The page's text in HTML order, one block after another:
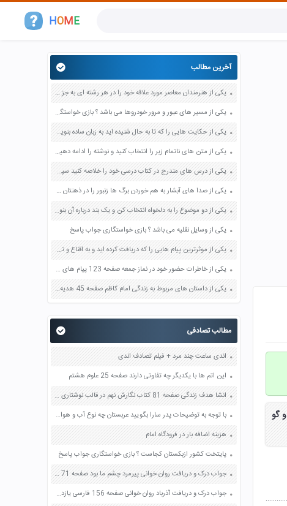
HOME
و گو
آخرین مطالب
یکی از هنرمندان معاصر مورد علاقه خود را در هر رشته ای به جز عکاسی صفحه 69 فرهنگ و هنر نهم
یکی از مسیر های عبور و مرور خودروها می باشد ؟ بازی خواستگاری جواب پاسخ
یکی از حکایت هایی را که تا به حال شنیده اید به زبان ساده بنویسید صفحه 97 نگارش ششم دبستان
یکی از متن های ناتمام زیر را انتخاب کنید و نوشته را ادامه دهید صفحه 73 و 74 کتاب نگارش فارسی پنجم دبستان
یکی از درس های مندرج در کتاب درسی خود را خلاصه کنید سپس متن خلاصه شده را با بهره گیری از روش های دسته بندی نمودار جدول نقشه مفهومی نشان دهید صفحه 118 نگارش یازدهم
یکی از صدا های آبشار به هم خوردن برگ ها زنبور را در ذهنتان مجسم کنید و درباره آن یک بند بنویسید صفحه 11 نگارش پنجم
یکی از دو موضوع را به دلخواه انتخاب کن و یک بند درباره آن بنویس صفحه 35 کتاب نگارش فارسی سوم
یکی از وسایل نقلیه می باشد ؟ بازی خواستگاری جواب پاسخ
یکی از موثرترین پیام هایی را که دریافت کرده اید و به اقناع و تغییری جدی در شما منجر شده است برسی کنید و علت این تاثیر گذاری قابل توجه را بنویسید صفحه 52 تفکر و سواد رسانه ای دهم
یکی از خاطرات حضور خود در نماز جمعه صفحه 123 پیام های آسمان هفتم
یکی از داستان های مربوط به زندگی امام کاظم صفحه 45 هدیه های آسمان چهارم
مطالب تصادفی
اندی ساعت چند مرد + فیلم تصادف اندی
این اتم ها با یکدیگر چه تفاوتی دارند صفحه 25 علوم هشتم
انشا هدف زندگی صفحه 81 کتاب نگارش نهم در قالب نوشتاری درس ششم
با توجه به توضیحات پدر سارا بگویید عربستان چه نوع آب و هوایی دارد؟ صفحه 83 مطالعات اجتماعی پنجم
هزینه اضافه بار در فرودگاه امام
پایتخت کشور ازبکستان کجاست ؟ بازی خواستگاری جواب پاسخ
جواب درک و دریافت روان خوانی پیرمرد چشم ما بود صفحه 71 فارسی دهم
جواب درک و دریافت آذرباد روان خوانی صفحه 156 فارسی یازدهم